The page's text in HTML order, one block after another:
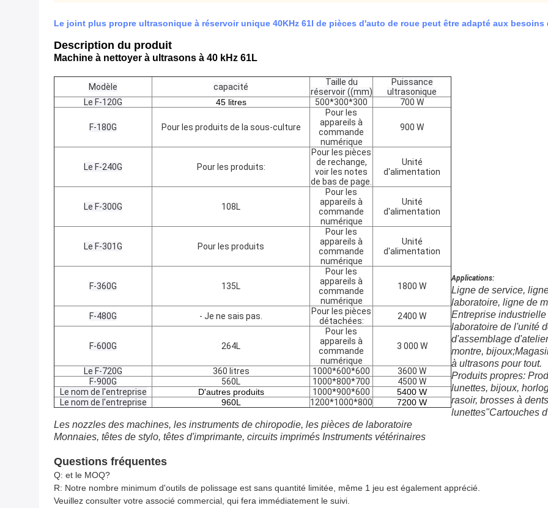
Le joint plus propre ultrasonique à réservoir unique 40KHz 61I de pièces d'auto de roue peut être adapté aux besoins
Description du produit
Machine à nettoyer à ultrasons à 40 kHz 61L
Modèle capacité
Taille du
réservoir ((mm)
Puissance
ultrasonique
Le F-120G
45 litres 500*300*300 700 W
F-180G Pour les produits de la sous-culture
Pour les
appareils à
commande
numérique
900 W
Le F-240G Pour les produits:
Pour les pièces
de rechange,
voir les notes
de bas de page.
Unité
d'alimentation
Le F-300G 108L
Pour les
appareils à
commande
numérique
Unité
d'alimentation
Le F-301G Pour les produits
Pour les
appareils à
commande
numérique
Unité
d'alimentation
F-360G 135L
Pour les
appareils à
commande
numérique
1800 W
F-480G - Je ne sais pas.
Pour les pièces
détachées:
2400 W
F-600G 264L
Pour les
appareils à
commande
numérique
3 000 W
Le F-720G 360 litres 1000*600*600
3600 W
F-900G
560L 1000*800*700
4500 W
Le nom de l'entreprise
D'autres produits 1000*900*600
5400 W
Le nom de l'entreprise
960L 1200*1000*800 7200 W
Applications:
Ligne de service,
laboratoire, ligne de
Entreprise
laboratoire de l'unité
d'assemblage
montre,
à ultrasons pour tout.
Produits propres:
lunettes, bijoux,
rasoir, brosses à
lunettes"Cartouches
Les nozzles des machines, les instruments de chiropodie, les pièces de laboratoire
Monnaies, têtes de stylo, têtes d'imprimante, circuits imprimés Instruments vétérinaires
Questions fréquentes
Q: et le MOQ?
R: Notre nombre minimum d'outils de polissage est sans quantité limitée, même 1 jeu est également apprécié.
Veuillez consulter votre associé commercial, qui fera immédiatement le suivi.